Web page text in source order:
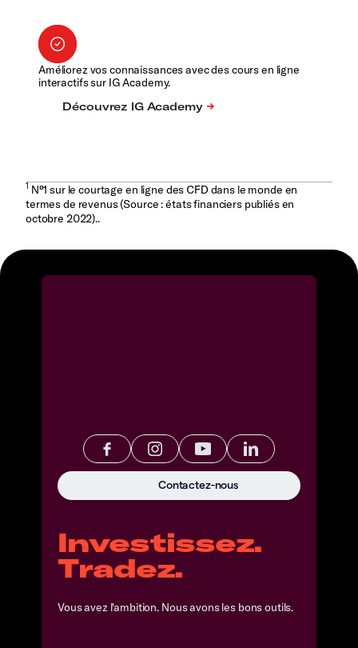
Améliorez vos connaissances avec des cours en ligne
interactifs sur IG Academy.
1N°1 sur le courtage en ligne des CFD dans le monde en
termes de revenus (Source : états financiers publiés en
octobre 2022)..
Investissez.
Tradez.
Vous avez l'ambition. Nous avons les bons outils.